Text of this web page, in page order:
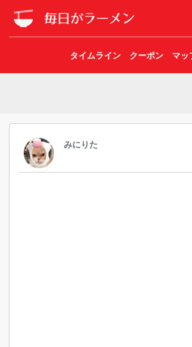
タイムライン クーポン マッ
みにりた